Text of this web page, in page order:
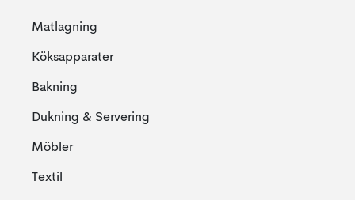
Matlagning
Köksapparater
Bakning
Dukning & Servering
Möbler
Textil